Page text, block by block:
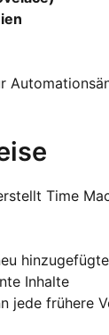
Time
Inhalte
jede frühere